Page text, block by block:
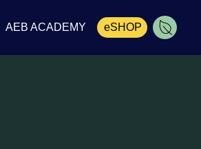
AEB ACADEMY eSHOP